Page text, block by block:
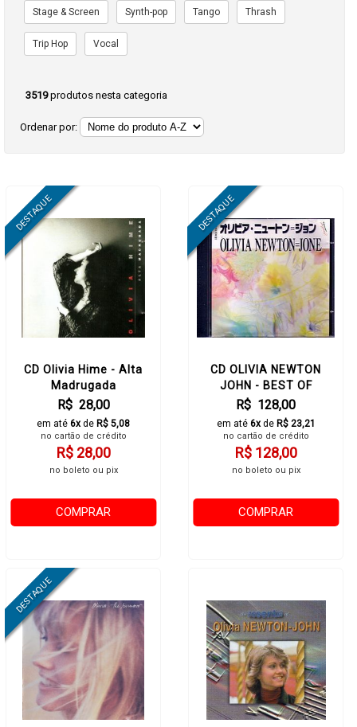
Stage & Screen Synth-pop Tango Thrash
Trip Hop Vocal
3519produtos nesta categoria
Ordenar por:
CD Olivia Hime - Alta
Madrugada
R$ 28,00
em até 6xde R$ 5,08
no cartão de crédito
R$ 28,00
no boleto ou pix
COMPRAR
CD OLIVIA NEWTON
JOHN - BEST OF
R$ 128,00
em até 6xde R$ 23,21
no cartão de crédito
R$ 128,00
no boleto ou pix
COMPRAR